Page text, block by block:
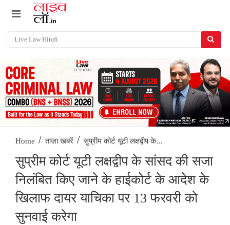
Home / ताज़ा खबरें / सुप्रीम कोर्ट यूटी लक्षद्वीप के...
सुप्रीम कोर्ट यूटी लक्षद्वीप के सांसद की सजा
निलंबित किए जाने के हाईकोर्ट के आदेश के
खिलाफ दायर याचिका पर 13 फरवरी को
सुनवाई करेगा